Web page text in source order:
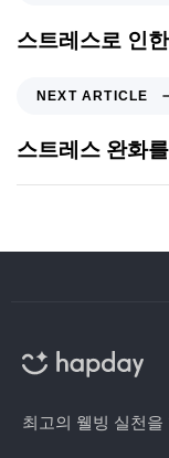
스트레스로 인
NEXT ARTICLE
스트레스 완화
최고의 웰빙 실천